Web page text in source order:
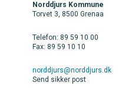
Norddjurs Kommune
Torvet 3, 8500 Grenaa
Telefon: 89 59 10 00
Fax: 89 59 10 10
norddjurs@norddjurs.dk
Send sikker post